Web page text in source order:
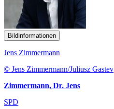
Bildinformationen
Jens Zimmermann
© Jens Zimmermann/Juliusz Gastev
Zimmermann, Dr. Jens
SPD